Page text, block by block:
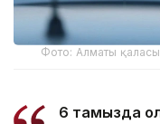
Фото: Алматы
6 тамызда